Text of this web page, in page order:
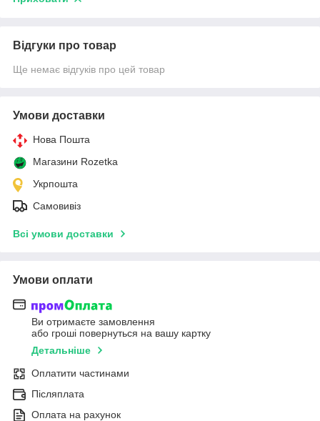
Відгуки про товар
Ще немає відгуків про цей товар
Умови доставки
Нова Пошта
Магазини Rozetka
Укрпошта
Самовивіз
Всі умови доставки
Умови оплати
Ви отримаєте замовлення
або гроші повернуться на вашу картку
Детальніше
Оплатити частинами
Післяплата
Оплата на рахунок